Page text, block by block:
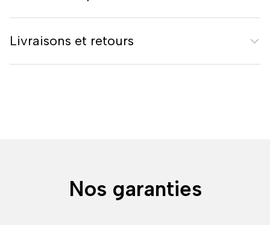
Livraisons et retours
Nos garanties